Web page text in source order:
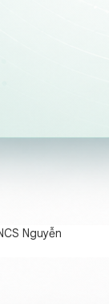
Nguyễn